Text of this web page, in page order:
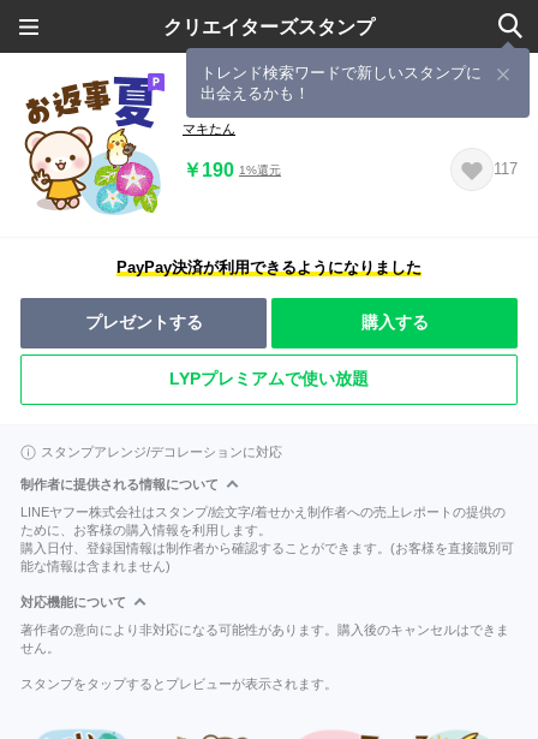
クリエイターズスタンプ
トレンド検索ワードで新しいスタンプに
出会えるかも！
しろくまたんとインコのお返事【夏】
マキたん
￥190 1%還元 117
PayPay決済が利用できるようになりました
プレゼントする 購入する
LYPプレミアムで使い放題
スタンプアレンジ/デコレーションに対応
制作者に提供される情報について
LINEヤフー株式会社はスタンプ/絵文字/着せかえ制作者への売上レポートの提供の
ために、お客様の購入情報を利用します。
購入日付、登録国情報は制作者から確認することができます。(お客様を直接識別可
能な情報は含まれません)
対応機能について
著作者の意向により非対応になる可能性があります。購入後のキャンセルはできま
せん。
スタンプをタップするとプレビューが表示されます。